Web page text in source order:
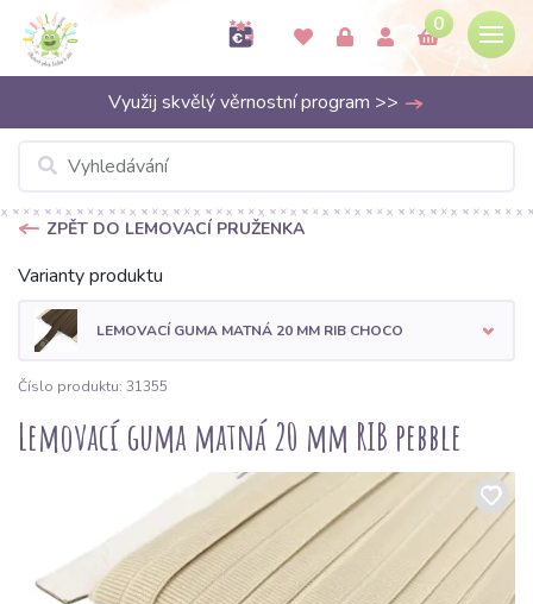
0
Využij skvělý věrnostní program >>
ZPĚT DO LEMOVACÍ PRUŽENKA
Varianty produktu
LEMOVACÍ GUMA MATNÁ 20 MM RIB CHOCO
Číslo produktu: 31355
Lemovací guma matná 20 mm RIB pebble